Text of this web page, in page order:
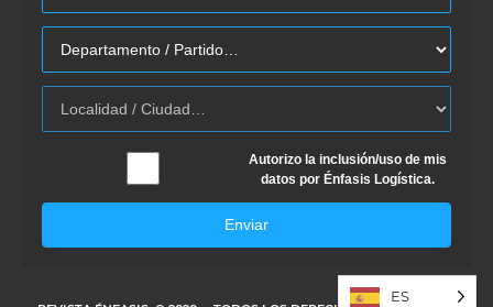
Autorizo la inclusión/uso de mis
datos por Énfasis Logística.
Enviar
ES